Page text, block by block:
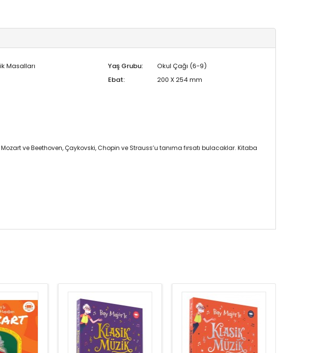
Masalları Yaş Grubu:
Okul Çağı (6-9)
Ebat:
200 X 254 mm
ve Beethoven, Çaykovski, Chopin ve Strauss’u tanıma fırsatı bulacaklar. Kitaba